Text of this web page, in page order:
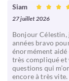
Siam
27 juillet 2026
Bonjour Célestin,
années bravo
énormément aidé
très compliqué et
questions qui
encore à très vite.